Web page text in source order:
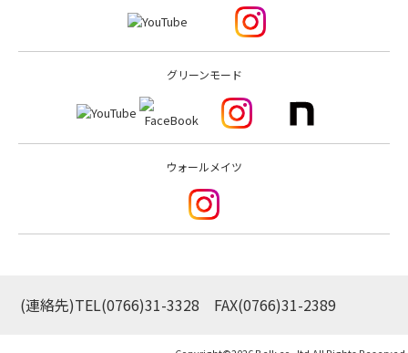
グリーンモード
ウォールメイツ
(連絡先)TEL(0766)31-3328 FAX(0766)31-2389